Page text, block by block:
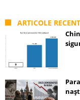
ARTICOLE